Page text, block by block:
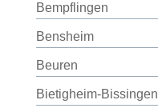
Bempflingen
Bensheim
Beuren
Bietigheim-Bissingen